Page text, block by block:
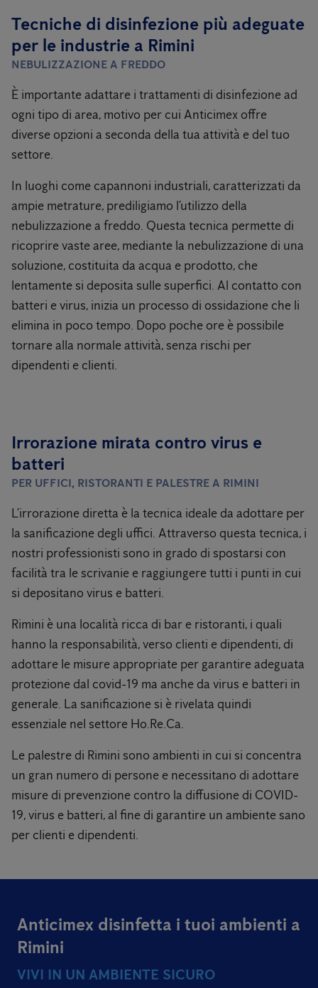
Tecniche di disinfezione più adeguate
per le industrie a Rimini
NEBULIZZAZIONE A FREDDO
È importante adattare i trattamenti di disinfezione ad
ogni tipo di area, motivo per cui Anticimex offre
diverse opzioni a seconda della tua attività e del tuo
settore.
In luoghi come capannoni industriali, caratterizzati da
ampie metrature, prediligiamo l’utilizzo della
nebulizzazione a freddo. Questa tecnica permette di
ricoprire vaste aree, mediante la nebulizzazione di una
soluzione, costituita da acqua e prodotto, che
lentamente si deposita sulle superfici. Al contatto con
batteri e virus, inizia un processo di ossidazione che li
elimina in poco tempo. Dopo poche ore è possibile
tornare alla normale attività, senza rischi per
dipendenti e clienti.
Irrorazione mirata contro virus e
batteri
PER UFFICI, RISTORANTI E PALESTRE A RIMINI
L’irrorazione diretta è la tecnica ideale da adottare per
la sanificazione degli uffici. Attraverso questa tecnica, i
nostri professionisti sono in grado di spostarsi con
facilità tra le scrivanie e raggiungere tutti i punti in cui
si depositano virus e batteri.
Rimini è una località ricca di bar e ristoranti, i quali
hanno la responsabilità, verso clienti e dipendenti, di
adottare le misure appropriate per garantire adeguata
protezione dal covid-19 ma anche da virus e batteri in
generale. La sanificazione si è rivelata quindi
essenziale nel settore Ho.Re.Ca.
Le palestre di Rimini sono ambienti in cui si concentra
un gran numero di persone e necessitano di adottare
misure di prevenzione contro la diffusione di COVID-
19, virus e batteri, al fine di garantire un ambiente sano
per clienti e dipendenti.
Anticimex disinfetta i tuoi ambienti a
Rimini
VIVI IN UN AMBIENTE SICURO